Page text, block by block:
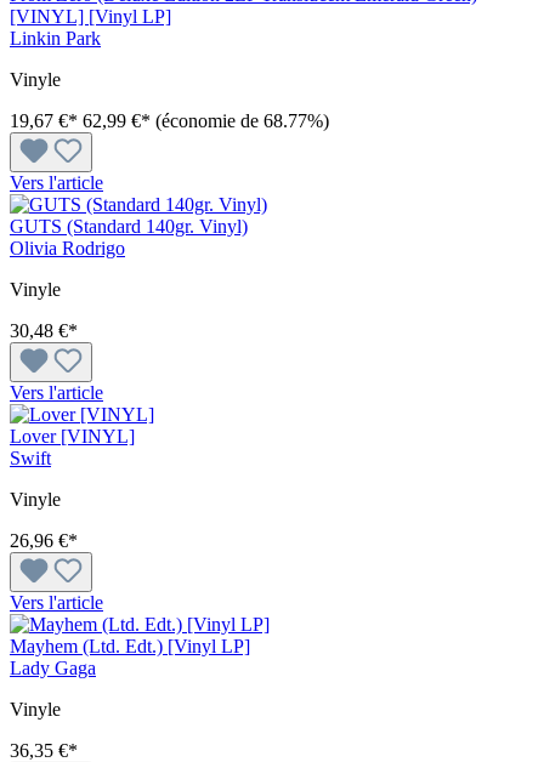
[VINYL] [Vinyl LP]
Linkin Park
Vinyle
19,67 €* 62,99 €* (économie de 68.77%)
Vers l'article
GUTS (Standard 140gr. Vinyl)
Olivia Rodrigo
Vinyle
30,48 €*
Vers l'article
Lover [VINYL]
Swift
Vinyle
26,96 €*
Vers l'article
Mayhem (Ltd. Edt.) [Vinyl LP]
Lady Gaga
Vinyle
36,35 €*